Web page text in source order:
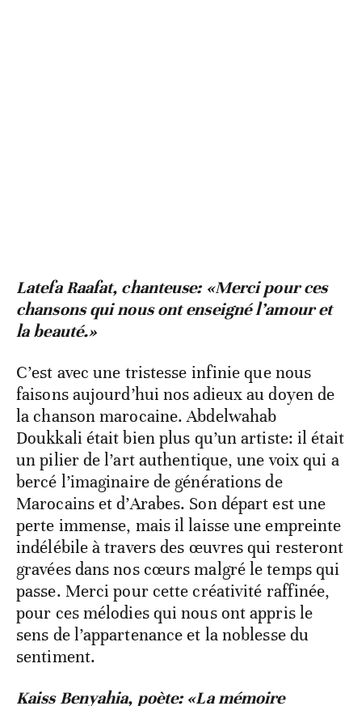
​Latefa Raafat, chanteuse: «Merci pour ces
chansons qui nous ont enseigné l’amour et
la beauté.»
​C’est avec une tristesse infinie que nous
faisons aujourd’hui nos adieux au doyen de
la chanson marocaine. Abdelwahab
Doukkali était bien plus qu’un artiste: il était
un pilier de l’art authentique, une voix qui a
bercé l’imaginaire de générations de
Marocains et d’Arabes. Son départ est une
perte immense, mais il laisse une empreinte
indélébile à travers des œuvres qui resteront
gravées dans nos cœurs malgré le temps qui
passe. Merci pour cette créativité raffinée,
pour ces mélodies qui nous ont appris le
sens de l’appartenance et la noblesse du
sentiment.
​Kaiss Benyahia, poète: ​«La mémoire